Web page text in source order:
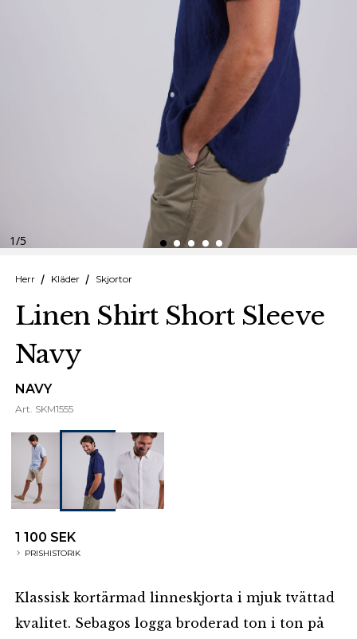
1/5
Herr Kläder Skjortor
Linen Shirt Short Sleeve
Navy
NAVY
Art. SKM1555
1 100 SEK
PRISHISTORIK
Klassisk kortärmad linneskjorta i mjuk tvättad
kvalitet. Sebagos logga broderad ton i ton på